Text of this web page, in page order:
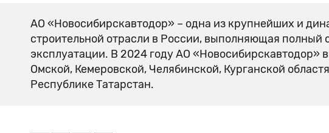
АО «Новосибирскавтодор» – одна из крупнейших и
строительной отрасли в России, выполняющая полный
эксплуатации. В 2024 году АО «Новосибирскавтодор»
Омской, Кемеровской, Челябинской, Курганской
Республике Татарстан.